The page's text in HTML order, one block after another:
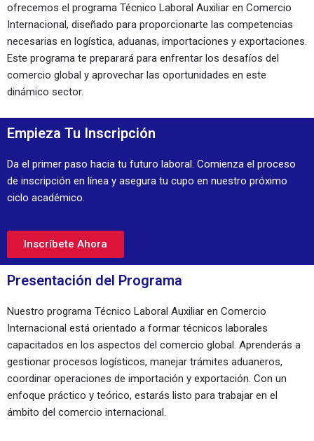
ofrecemos el programa Técnico Laboral Auxiliar en Comercio
Internacional, diseñado para proporcionarte las competencias
necesarias en logística, aduanas, importaciones y exportaciones.
Este programa te preparará para enfrentar los desafíos del
comercio global y aprovechar las oportunidades en este
dinámico sector.
Empieza Tu Inscripción
Da el primer paso hacia tu futuro laboral. Comienza el proceso
de inscripción en línea y asegura tu cupo en nuestro próximo
ciclo académico.
Inscríbete Ahora
Presentación del Programa
Nuestro programa Técnico Laboral Auxiliar en Comercio
Internacional está orientado a formar técnicos laborales
capacitados en los aspectos del comercio global. Aprenderás a
gestionar procesos logísticos, manejar trámites aduaneros,
coordinar operaciones de importación y exportación. Con un
enfoque práctico y teórico, estarás listo para trabajar en el
ámbito del comercio internacional.